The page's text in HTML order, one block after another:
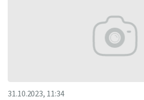
31.10.2023, 11:34